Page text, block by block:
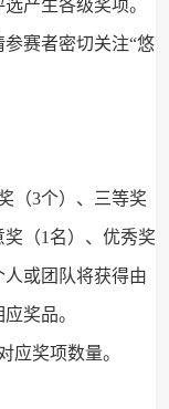
产生各级奖项。
赛者密切关注“悠
3个）、三等奖
奖（1名）、优秀奖
人或团队将获得由
奖品。
奖项数量。